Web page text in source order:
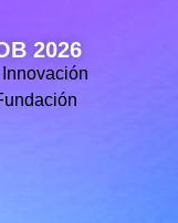
2026